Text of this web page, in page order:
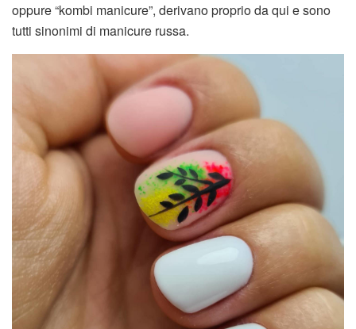
oppure “kombi manicure”, derivano proprio da qui e sono
tutti sinonimi di manicure russa.